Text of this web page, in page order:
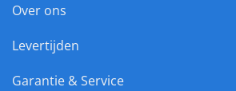
Over ons
Levertijden
Garantie & Service